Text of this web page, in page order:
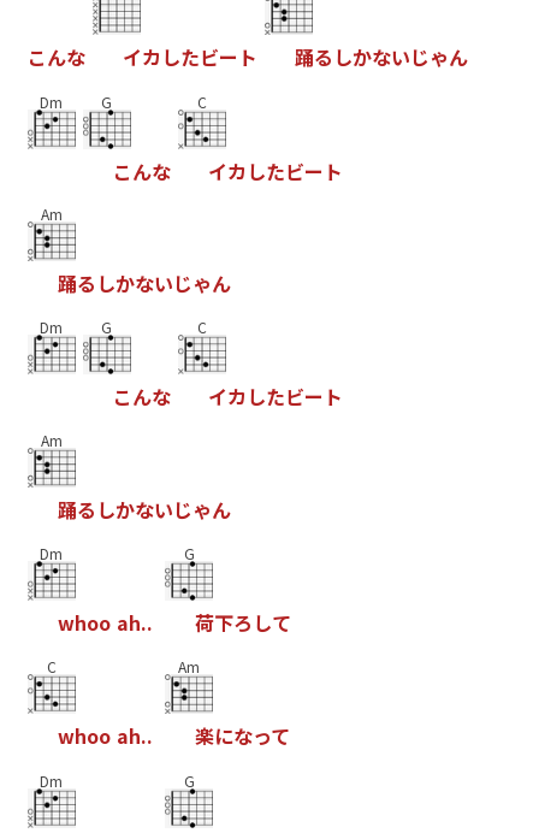
こんな イカ したビー ト 踊る しかないじゃん
Dm G
こんな
C
イカ したビー ト
Am
踊る しかないじゃん
Dm G
こんな
C
イカ したビー ト
Am
踊る しかないじゃん
Dm
whoo ah..
G
荷下ろ して
C
whoo ah..
Am
楽になって
Dm G